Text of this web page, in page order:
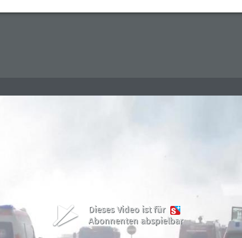
Dieses Video ist für
Abonnenten abspielbar